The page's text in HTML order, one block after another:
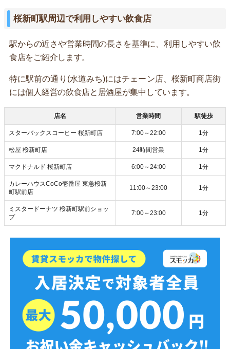
桜新町駅周辺で利用しやすい飲食店
駅からの近さや営業時間の長さを基準に、利用しやすい飲
食店をご紹介します。
特に駅前の通り(水道みち)にはチェーン店、桜新町商店街
には個人経営の飲食店と居酒屋が集中しています。
店名 営業時間 駅徒歩
スターバックスコーヒー 桜新町店 7:00～22:00 1分
松屋 桜新町店 24時間営業 1分
マクドナルド 桜新町店 6:00～24:00 1分
カレーハウスCoCo壱番屋 東急桜新
町駅前店
11:00～23:00 1分
ミスタードーナツ 桜新町駅前ショッ
プ
7:00～23:00 1分